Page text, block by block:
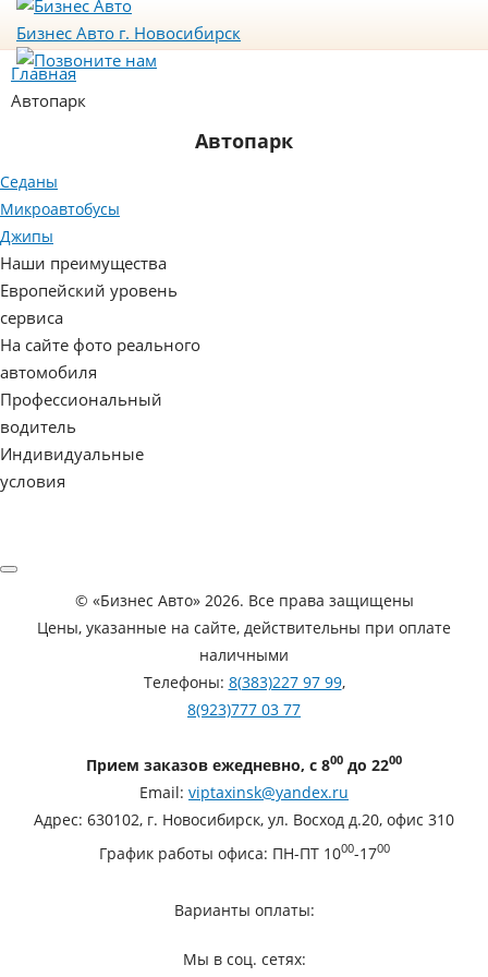
Бизнес Авто г. Новосибирск
Главная
Автопарк
Автопарк
Седаны
Микроавтобусы
Джипы
Наши преимущества
Европейский уровень
сервиса
На сайте фото реального
автомобиля
Профессиональный
водитель
Индивидуальные
условия
© «Бизнес Авто»2026. Все права защищены
Цены, указанные на сайте, действительны при оплате
наличными
Телефоны: 8(383)227 97 99,
8(923)777 03 77
Прием заказов ежедневно, с 800 до 2200
Email: viptaxinsk@yandex.ru
Адрес: 630102, г. Новосибирск, ул. Восход д.20, офис 310
График работы офиса: ПН-ПТ 1000-1700
Варианты оплаты:
Мы в соц. сетях: